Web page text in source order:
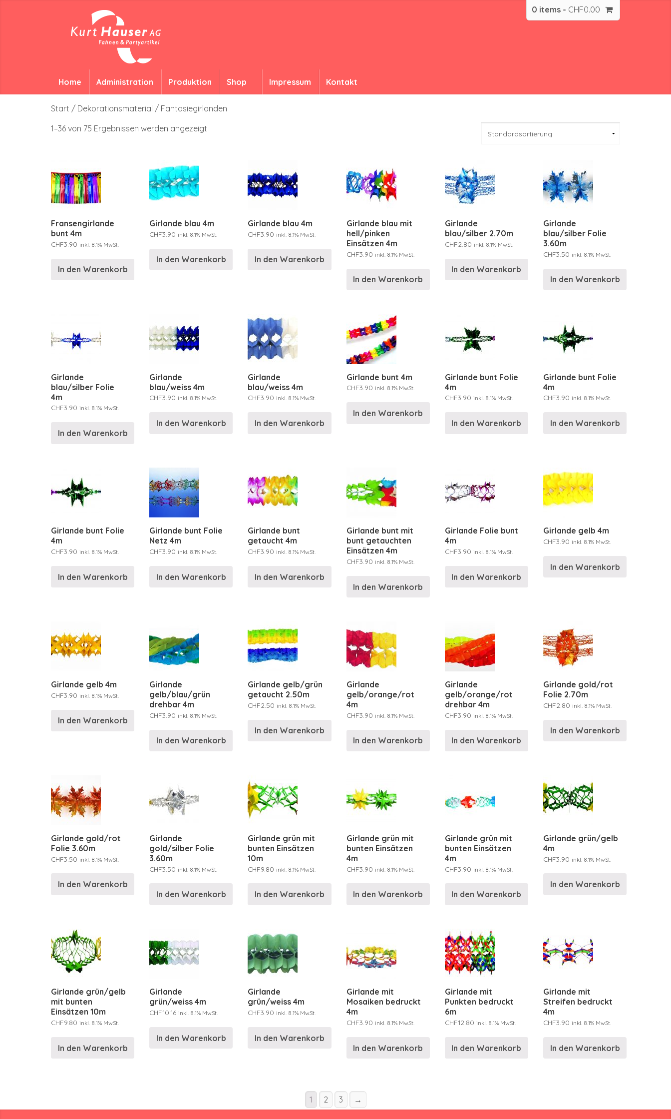
0 items - CHF0.00
Home Administration Produktion Shop Impressum Kontakt
Start / Dekorationsmaterial / Fantasiegirlanden
1–36 von 75 Ergebnissen werden angezeigt
Fransengirlande
bunt 4m
CHF3.90 inkl. 8.1% MwSt.
In den Warenkorb
Girlande blau 4m
CHF3.90 inkl. 8.1% MwSt.
In den Warenkorb
Girlande blau 4m
CHF3.90 inkl. 8.1% MwSt.
In den Warenkorb
Girlande blau mit
hell/pinken
Einsätzen 4m
CHF3.90 inkl. 8.1% MwSt.
In den Warenkorb
Girlande
blau/silber 2.70m
CHF2.80 inkl. 8.1% MwSt.
In den Warenkorb
Girlande
blau/silber Folie
3.60m
CHF3.50 inkl. 8.1% MwSt.
In den Warenkorb
Girlande
blau/silber Folie
4m
CHF3.90 inkl. 8.1% MwSt.
In den Warenkorb
Girlande
blau/weiss 4m
CHF3.90 inkl. 8.1% MwSt.
In den Warenkorb
Girlande
blau/weiss 4m
CHF3.90 inkl. 8.1% MwSt.
In den Warenkorb
Girlande bunt 4m
CHF3.90 inkl. 8.1% MwSt.
In den Warenkorb
Girlande bunt Folie
4m
CHF3.90 inkl. 8.1% MwSt.
In den Warenkorb
Girlande bunt Folie
4m
CHF3.90 inkl. 8.1% MwSt.
In den Warenkorb
Girlande bunt Folie
4m
CHF3.90 inkl. 8.1% MwSt.
In den Warenkorb
Girlande bunt Folie
Netz 4m
CHF3.90 inkl. 8.1% MwSt.
In den Warenkorb
Girlande bunt
getaucht 4m
CHF3.90 inkl. 8.1% MwSt.
In den Warenkorb
Girlande bunt mit
bunt getauchten
Einsätzen 4m
CHF3.90 inkl. 8.1% MwSt.
In den Warenkorb
Girlande Folie bunt
4m
CHF3.90 inkl. 8.1% MwSt.
In den Warenkorb
Girlande gelb 4m
CHF3.90 inkl. 8.1% MwSt.
In den Warenkorb
Girlande gelb 4m
CHF3.90 inkl. 8.1% MwSt.
In den Warenkorb
Girlande
gelb/blau/grün
drehbar 4m
CHF3.90 inkl. 8.1% MwSt.
In den Warenkorb
Girlande gelb/grün
getaucht 2.50m
CHF2.50 inkl. 8.1% MwSt.
In den Warenkorb
Girlande
gelb/orange/rot
4m
CHF3.90 inkl. 8.1% MwSt.
In den Warenkorb
Girlande
gelb/orange/rot
drehbar 4m
CHF3.90 inkl. 8.1% MwSt.
In den Warenkorb
Girlande gold/rot
Folie 2.70m
CHF2.80 inkl. 8.1% MwSt.
In den Warenkorb
Girlande gold/rot
Folie 3.60m
CHF3.50 inkl. 8.1% MwSt.
In den Warenkorb
Girlande
gold/silber Folie
3.60m
CHF3.50 inkl. 8.1% MwSt.
In den Warenkorb
Girlande grün mit
bunten Einsätzen
10m
CHF9.80 inkl. 8.1% MwSt.
In den Warenkorb
Girlande grün mit
bunten Einsätzen
4m
CHF3.90 inkl. 8.1% MwSt.
In den Warenkorb
Girlande grün mit
bunten Einsätzen
4m
CHF3.90 inkl. 8.1% MwSt.
In den Warenkorb
Girlande grün/gelb
4m
CHF3.90 inkl. 8.1% MwSt.
In den Warenkorb
Girlande grün/gelb
mit bunten
Einsätzen 10m
CHF9.80 inkl. 8.1% MwSt.
In den Warenkorb
Girlande
grün/weiss 4m
CHF10.16 inkl. 8.1% MwSt.
In den Warenkorb
Girlande
grün/weiss 4m
CHF3.90 inkl. 8.1% MwSt.
In den Warenkorb
Girlande mit
Mosaiken bedruckt
4m
CHF3.90 inkl. 8.1% MwSt.
In den Warenkorb
Girlande mit
Punkten bedruckt
6m
CHF12.80 inkl. 8.1% MwSt.
In den Warenkorb
Girlande mit
Streifen bedruckt
4m
CHF3.90 inkl. 8.1% MwSt.
In den Warenkorb
1 2 3 →